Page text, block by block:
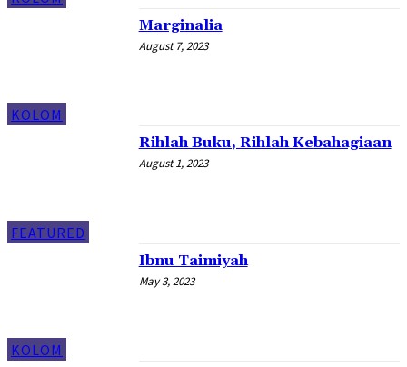
KOLOM
Marginalia
August 7, 2023
FEATURED
Rihlah Buku, Rihlah Kebahagiaan
August 1, 2023
KOLOM
Ibnu Taimiyah
May 3, 2023